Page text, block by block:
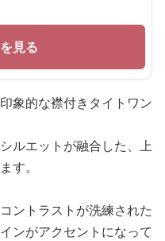
見る
象的な襟付きタイトワン
ルエットが融合した、上
す。
ントラストが洗練された
ンがアクセントになって